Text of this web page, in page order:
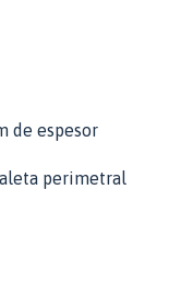
de espesor
perimetral